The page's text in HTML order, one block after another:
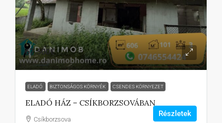
67.500€
ELADÓ BIZTONSÁGOS KÖRNYÉK CSENDES KÖRNYEZET
ELADÓ HÁZ – CSÍKBORZSOVÁBAN
Csíkborzsova
Részletek